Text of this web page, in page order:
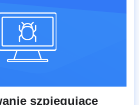
szpiegujące